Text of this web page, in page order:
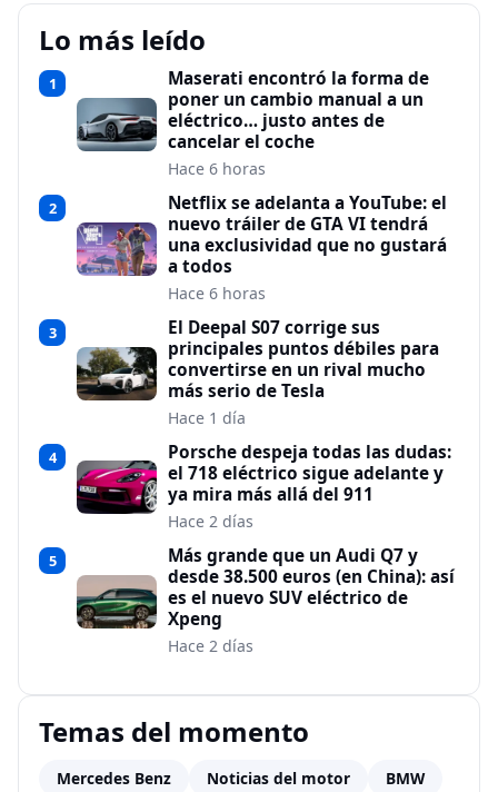
Lo más leído
1
Maserati encontró la forma de
poner un cambio manual a un
eléctrico… justo antes de
cancelar el coche
Hace 6 horas
2
Netflix se adelanta a YouTube: el
nuevo tráiler de GTA VI tendrá
una exclusividad que no gustará
a todos
Hace 6 horas
3
El Deepal S07 corrige sus
principales puntos débiles para
convertirse en un rival mucho
más serio de Tesla
Hace 1 día
4
Porsche despeja todas las dudas:
el 718 eléctrico sigue adelante y
ya mira más allá del 911
Hace 2 días
5
Más grande que un Audi Q7 y
desde 38.500 euros (en China): así
es el nuevo SUV eléctrico de
Xpeng
Hace 2 días
Temas del momento
Mercedes Benz Noticias del motor BMW